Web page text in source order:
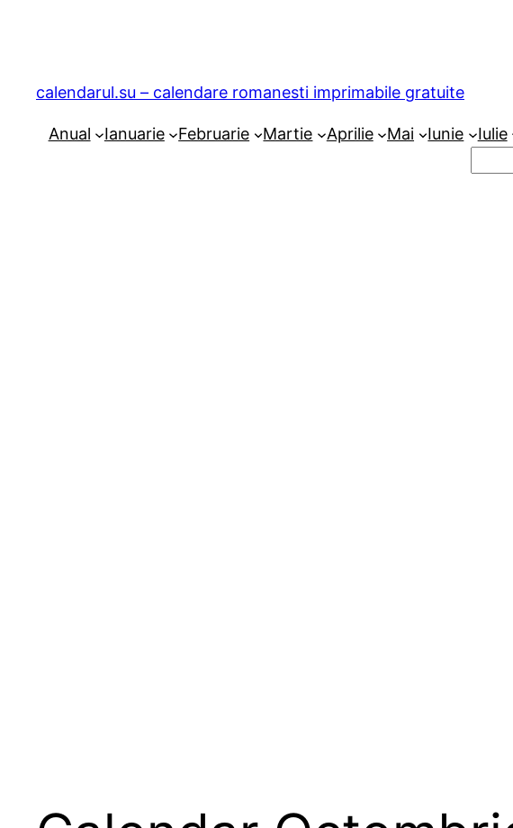
calendarul.su – calendare romanesti imprimabile gratuite
Anual Ianuarie Februarie Martie Aprilie Mai Iunie Iulie